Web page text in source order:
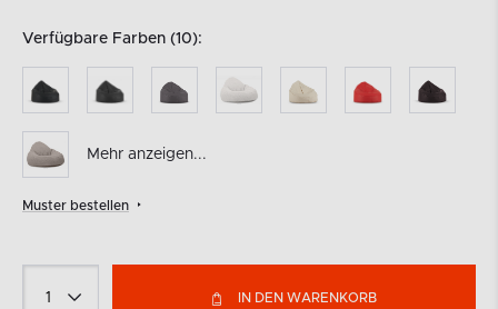
Verfügbare Farben (10):
Mehr anzeigen...
Muster bestellen
IN DEN WARENKORB